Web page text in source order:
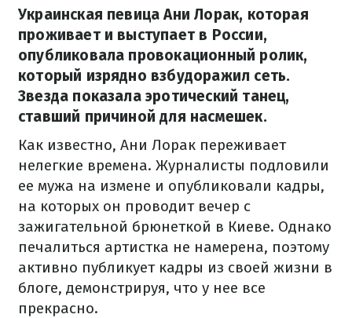
Украинская певица Ани Лорак, которая
проживает и выступает в России,
опубликовала провокационный ролик,
который изрядно взбудоражил сеть.
Звезда показала эротический танец,
ставший причиной для насмешек.
Как известно, Ани Лорак переживает
нелегкие времена. Журналисты подловили
ее мужа на измене и опубликовали кадры,
на которых он проводит вечер с
зажигательной брюнеткой в Киеве. Однако
печалиться артистка не намерена, поэтому
активно публикует кадры из своей жизни в
блоге, демонстрируя, что у нее все
прекрасно.